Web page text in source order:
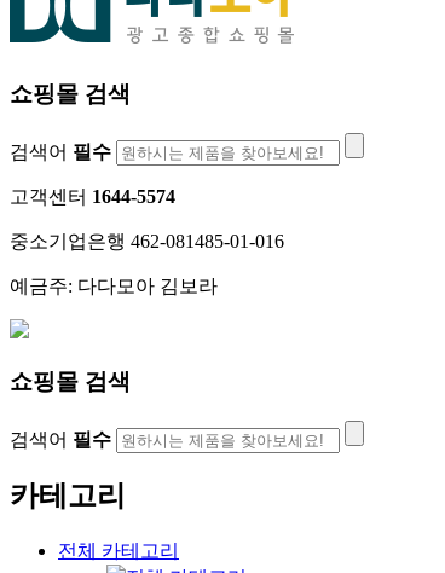
쇼핑몰 검색
검색어 필수
고객센터 1644-5574
중소기업은행 462-081485-01-016
예금주: 다다모아 김보라
쇼핑몰 검색
검색어 필수
카테고리
전체 카테고리